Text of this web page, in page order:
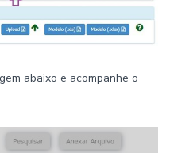
abaixo e acompanhe o